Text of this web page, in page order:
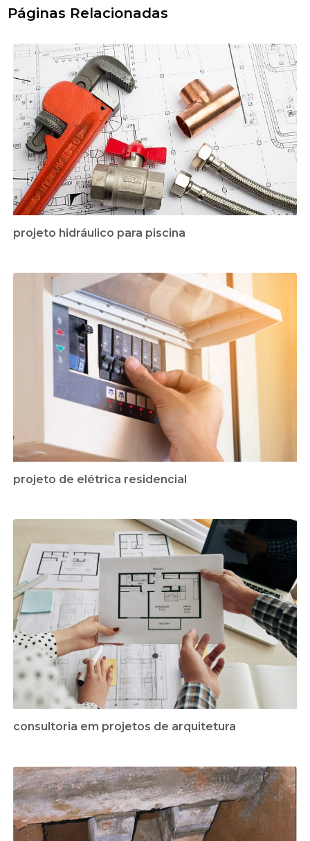
Páginas Relacionadas
projeto hidráulico para piscina
projeto de elétrica residencial
consultoria em projetos de arquitetura